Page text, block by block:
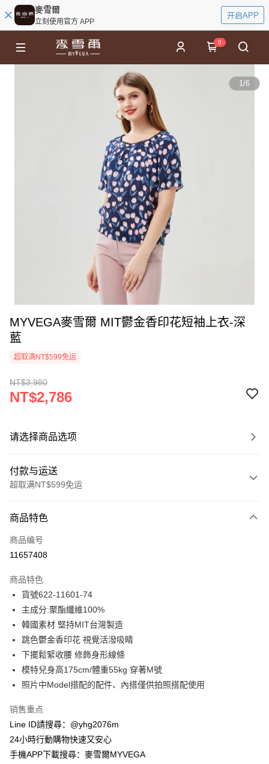
麥雪爾
立刻使用官方 APP
开启APP
0
1/6
MYVEGA麥雪爾 MIT鬱金香印花短袖上衣-深
藍
超取满NT$599免运
NT$3,980
NT$2,786
请选择商品选项
付款与运送
超取满NT$599免运
信用卡一次付款
信用卡分期付款
合作金库商业银行
华南商业银行
上海商业储蓄银行
国泰世华商业银行
台湾中小企业银行
汇丰（台湾）商业银行
联邦商业银行
元大商业银行
永丰商业银行
玉山商业银行
星展（台湾）商业银行
台湾乐天信用卡公司
超商取货付款
LINE Pay
Apple Pay
街口支付
货到付款
运送方式
商品特色
商品编号
11657408
商品特色
貨號622-11601-74
主成分:聚酯纖維100%
韓國素材 堅持MIT台灣製造
跳色鬱金香印花 視覺活潑吸睛
下擺鬆緊收腰 修飾身形線條
模特兒身高175cm/體重55kg 穿著M號
照片中Model搭配的配件、內搭僅供拍照搭配使用
销售重点
Line ID請搜尋：@yhg2076m
24小時行動購物快速又安心
手機APP下載搜尋：麥雪爾MYVEGA